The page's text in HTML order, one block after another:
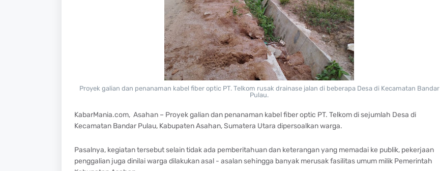
Proyek galian dan penanaman kabel fiber optic PT. Telkom rusak drainase jalan di beberapa Desa di Kecamatan Bandar
Pulau.
KabarMania.com, Asahan – Proyek galian dan penanaman kabel fiber optic PT. Telkom di sejumlah Desa di
Kecamatan Bandar Pulau, Kabupaten Asahan, Sumatera Utara dipersoalkan warga.
Pasalnya, kegiatan tersebut selain tidak ada pemberitahuan dan keterangan yang memadai ke publik, pekerjaan
penggalian juga dinilai warga dilakukan asal - asalan sehingga banyak merusak fasilitas umum milik Pemerintah